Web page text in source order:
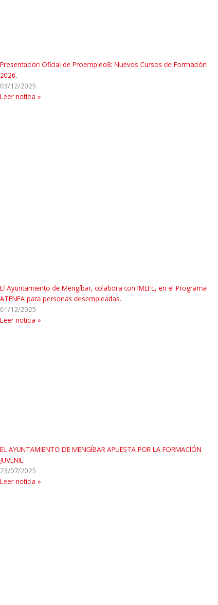
Presentación Oficial de Proempleo8: Nuevos Cursos de Formación
2026.
03/12/2025
Leer noticia »
El Ayuntamiento de Mengíbar, colabora con IMEFE, en el Programa
ATENEA para personas desempleadas.
01/12/2025
Leer noticia »
EL AYUNTAMIENTO DE MENGÍBAR APUESTA POR LA FORMACIÓN
JUVENIL
23/07/2025
Leer noticia »